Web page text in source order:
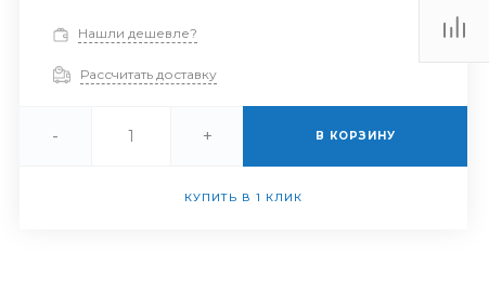
Нашли дешевле?
Рассчитать доставку
- + В КОРЗИНУ
КУПИТЬ В 1 КЛИК